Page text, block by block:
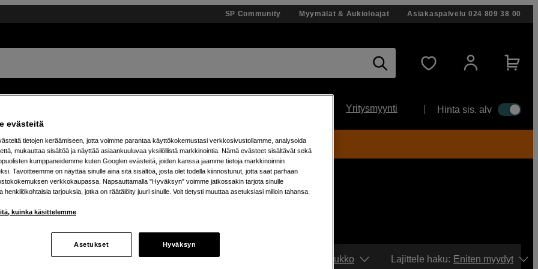
SP Community Myymälät & Aukioloajat Asiakaspalvelu 024 809 38 00
Yritysmyynti Hinta sis. alv
Ruudukko Lajittele haku: Eniten myydyt
% alennusta teenage engineering -tuotteista – 7.8. asti!
evästeitä
tietojen keräämiseen, jotta voimme parantaa käyttökokemustasi verkkosivustollamme, analysoida
mukauttaa sisältöä ja näyttää asiaankuuluvaa yksilöllistä markkinointia. Nämä evästeet sisältävät sekä
kumppaneidemme kuten Googlen evästeitä, joiden kanssa jaamme tietoja markkinoinnin
Tavoitteemme on näyttää sinulle aina sitä sisältöä, josta olet todella kiinnostunut, jotta saat parhaan
verkkokaupassa. Napsauttamalla "Hyväksyn" voimme jatkossakin tarjota sinulle
henkilökohtaisia tarjouksia, jotka on räätälöity juuri sinulle. Voit tietysti muuttaa asetuksiasi milloin tahansa.
kuinka käsittelemme
Asetukset Hyväksyn